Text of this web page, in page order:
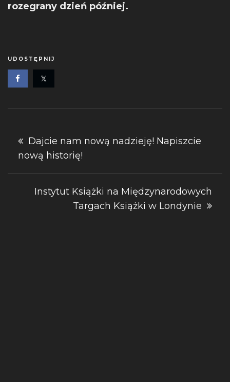
rozegrany dzień później.
UDOSTĘPNIJ
Nawigacja
wpisu
Dajcie nam nową nadzieję! Napiszcie
nową historię!
Instytut Książki na Międzynarodowych
Targach Książki w Londynie